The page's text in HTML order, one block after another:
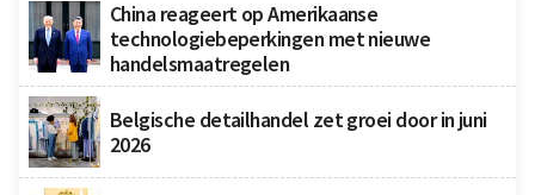
China reageert op Amerikaanse
technologiebeperkingen met nieuwe
handelsmaatregelen
Belgische detailhandel zet groei door in juni
2026